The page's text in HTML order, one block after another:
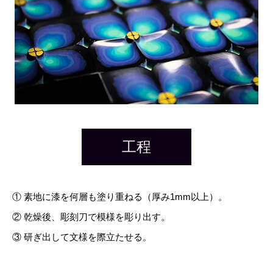
工程
① 素地に漆を何層も塗り重ねる（厚み1mm以上）。
② 乾燥後、彫刻刀で模様を彫り出す。
③ 研ぎ出して文様を際立たせる。